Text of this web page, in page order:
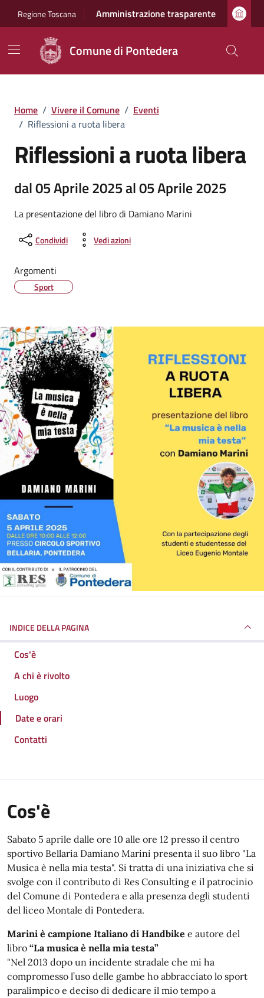
Regione Toscana Amministrazione trasparente
Comune di Pontedera
Home / Vivere il Comune / Eventi
/ Riflessioni a ruota libera
Riflessioni a ruota libera
dal 05 Aprile 2025 al 05 Aprile 2025
La presentazione del libro di Damiano Marini
Condividi Vedi azioni
Argomenti
Sport
INDICE DELLA PAGINA
Cos'è
A chi è rivolto
Luogo
Date e orari
Contatti
Cos'è
Sabato 5 aprile dalle ore 10 alle ore 12 presso il centro
sportivo Bellaria Damiano Marini presenta il suo libro "La
Musica è nella mia testa". Si tratta di una iniziativa che si
svolge con il contributo di Res Consulting e il patrocinio
del Comune di Pontedera e alla presenza degli studenti
del liceo Montale di Pontedera.
Marini è campione Italiano di Handbike e autore del
libro “La musica è nella mia testa”
"Nel 2013 dopo un incidente stradale che mi ha
compromesso l’uso delle gambe ho abbracciato lo sport
paralimpico e deciso di dedicare il mio tempo a